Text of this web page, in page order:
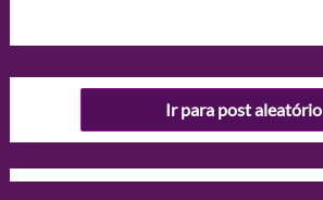
Ir para post aleatório